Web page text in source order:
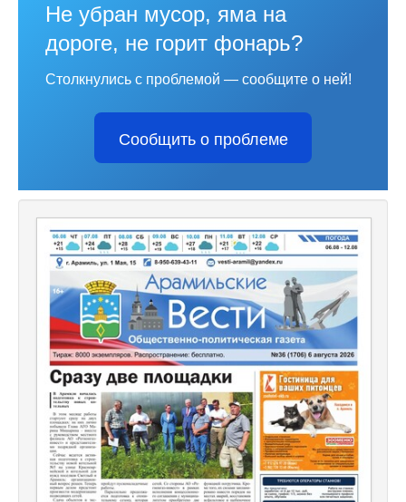
Не убран мусор, яма на
дороге, не горит фонарь?
Столкнулись с проблемой — сообщите о ней!
Сообщить о проблеме